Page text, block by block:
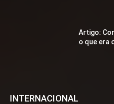
Artigo:
o que era
INTERNACIONAL